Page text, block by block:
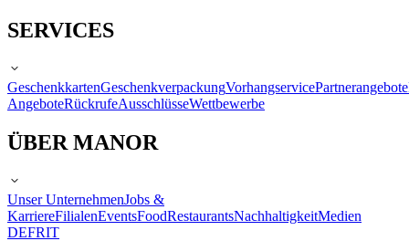
SERVICES
GeschenkkartenGeschenkverpackungVorhangservicePartnerangebote
AngeboteRückrufeAusschlüsseWettbewerbe
ÜBER MANOR
Unser UnternehmenJobs &
KarriereFilialenEventsFoodRestaurantsNachhaltigkeitMedien
DEFRIT